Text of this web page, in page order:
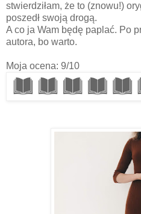
stwierdziłam, że to (znowu!)
poszedł swoją drogą.
A co ja Wam będę paplać. Po
autora, bo warto.
Moja ocena: 9/10